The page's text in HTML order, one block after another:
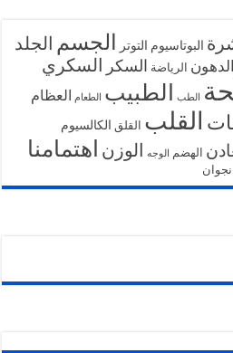
البوتاسيوم التوتر الجسم الجلد
الدهون الرياضة السكر السكري
الطب الطبيب الطعام
العظام
القلب القلق الكالسيوم
الهضم الوجه الوزن اهتمامنا
نجوان